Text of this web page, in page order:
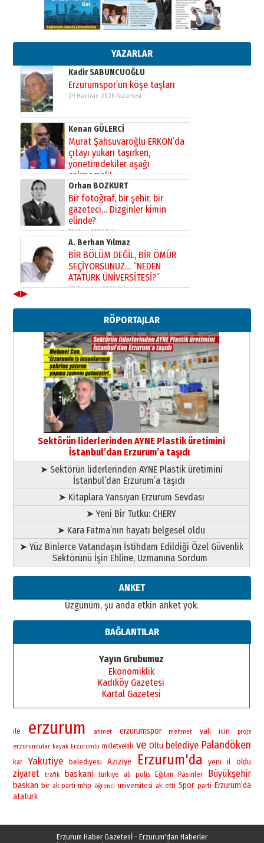
YAZARLAR
Esat BİNDESEN
Başkan Sekmen’den Erzurum’a
bir vizyon proje daha!
02 Ağustos 2026 Pazar
Kadir SABUNCUOĞLU
Erzurumspor’un köşe taşları
29 Haziran 2026 Pazartesi
Kenan GÜLERCİ
Murat Şahsuvaroğlu ERKON’da
çıtayı yukarı taşırken,
yönetimdekiler aşağı
çekmemeli!
17 Şubat 2026 SalıOrhan BOZKURT
Bir fotoğraf, bir şehir, bir
gazeteci… Dizginler kimin
elinde?
31 Mart 2026 Salı
A. Berhan Yılmaz
BİR BÖLÜM DEĞİL, BİR ÖMÜR
SEÇİYORSUNUZ… “NEDEN
ATATÜRK ÜNİVERSİTESİ?”
28 Temmuz 2026 Salı
Ahmed Yesevi’den bir Alperen…
”Reisimiz” idi… Hakka yürüdü.!
26 Mart 2026 Perşembe
Cem Bakırcı
Ardında bıraktığı hatıralarıyla
gönül adamı Faruk Terzioğlu!
13 Mayıs 2026 Çarşamba
Esat BİNDESEN
Başkan Sekmen’den Erzurum’a
bir vizyon proje daha!
02 Ağustos 2026 Pazar
◀▶
RÖPORTAJLAR
Sektörün liderlerinden AYNE Plastik üretimini
İstanbul’dan Erzurum’a taşıdı
➤ Sektörün liderlerinden AYNE Plastik üretimini
İstanbul’dan Erzurum’a taşıdı
➤ Kitaplara Yansıyan Erzurum Sevdası
➤ Yeni Bir Tutku: CHERY
➤ Kara Fatma’nın hayatı belgesel oldu
➤ Yüz Binlerce Vatandaşın İstihdam Edildiği Özel Güvenlik
Sektörünü İşin Ehline, Uzmanına Sordum
ANKET
Üzgünüm, şu anda etkin anket yok.
BAĞLANTILAR
Yayın Grubumuz
Ekonomiklik
Kadıköy Gazetesi
Kartal Gazetesi
ile erzurum ahmet erzurumspor mehmet vali icin proje
erzurumlular kayak Erzurumlu milletvekili ve Oltu belediye Palandöken
kar Yakutiye belediyesi Aziziye Erzurum'da yeni il oldu
ziyaret trafik baskani turkiye ali polis Eğitim Pasinler Büyükşehir
baskan bir ak parti mhp öğrenci universitesi ak etti Spor parti Erzurum’da
ataturk
Erzurum Haber Gazetesİ - Erzurum'dan Haberler